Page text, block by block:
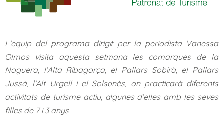
L’equip del programa dirigit per la periodista Vanessa
Olmos visita aquesta setmana les comarques de la
Noguera, l’Alta Ribagorça, el Pallars Sobirà, el Pallars
Jussà, l’Alt Urgell i el Solsonès, on practicarà diferents
activitats de turisme actiu, algunes d’elles amb les seves
filles de 7 i 3 anys